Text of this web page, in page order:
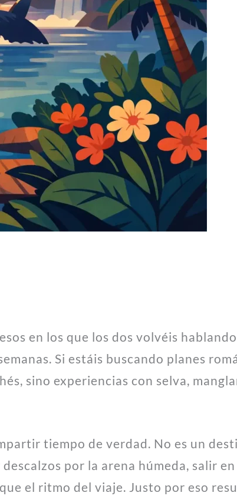
en los que los dos volvéis
Si estáis buscando planes
sino experiencias con selva,
tiempo de verdad. No es un
por la arena húmeda, salir
el ritmo del viaje. Justo por eso